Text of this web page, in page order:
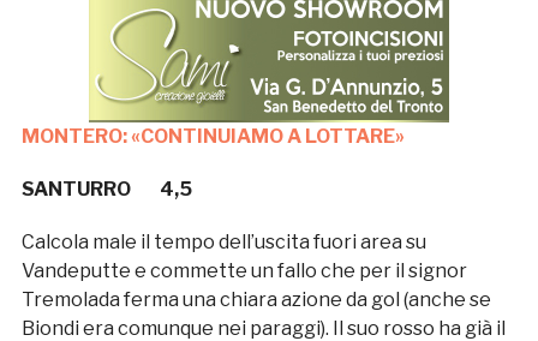
MONTERO: «CONTINUIAMO A LOTTARE»
SANTURRO 4,5
Calcola male il tempo dell’uscita fuori area su
Vandeputte e commette un fallo che per il signor
Tremolada ferma una chiara azione da gol (anche se
Biondi era comunque nei paraggi). Il suo rosso ha già il